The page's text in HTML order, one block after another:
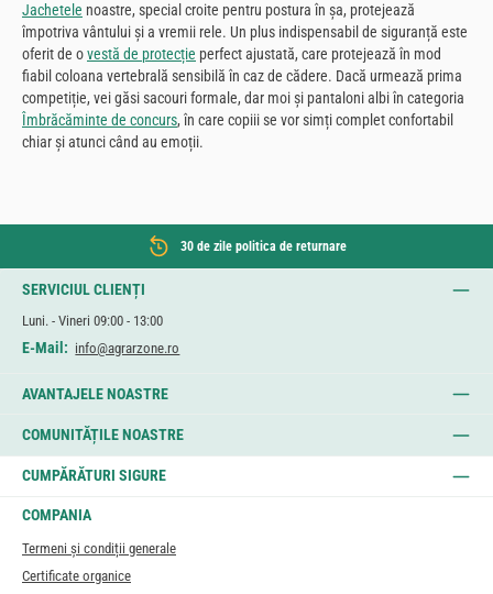
Jachetele noastre, special croite pentru postura în șa, protejează
împotriva vântului și a vremii rele. Un plus indispensabil de siguranță este
oferit de ovestă de protecție perfect ajustată, care protejează în mod
fiabil coloana vertebrală sensibilă în caz de cădere. Dacă urmează prima
competiție, vei găsi sacouri formale, dar moi și pantaloni albi în categoria
Îmbrăcăminte de concurs, în care copiii se vor simți complet confortabil
chiar și atunci când au emoții.
30 de zile politica de returnare
SERVICIUL CLIENȚI
Luni. - Vineri 09:00 - 13:00
E-Mail: info@agrarzone.ro
AVANTAJELE NOASTRE
COMUNITĂȚILE NOASTRE
CUMPĂRĂTURI SIGURE
COMPANIA
Termeni și condiții generale
Certificate organice